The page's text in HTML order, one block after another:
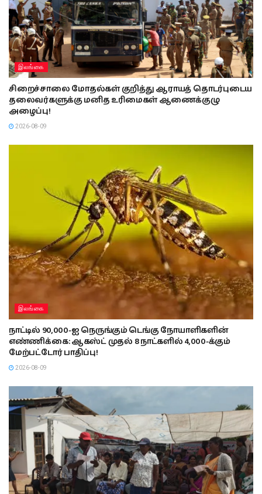
இலங்கை
சிறைச்சாலை மோதல்கள் குறித்து ஆராயத் தொடர்புடைய
தலைவர்களுக்கு மனித உரிமைகள் ஆணைக்குழு
அழைப்பு!
2026-08-09
இலங்கை
நாட்டில் 90,000-ஐ நெருங்கும் டெங்கு நோயாளிகளின்
எண்ணிக்கை: ஆகஸ்ட் முதல் 8 நாட்களில் 4,000-க்கும்
மேற்பட்டோர் பாதிப்பு!
2026-08-09